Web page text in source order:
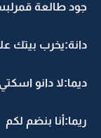
جود طالعة
دانة:يخرب بيتك
ديما:لا دانو
ريما:أنا بنضم لكم